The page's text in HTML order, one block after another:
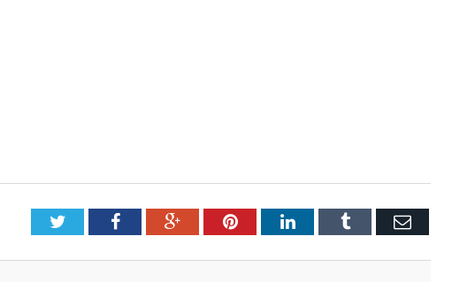
TwitterFacebookGoogle+PinterestLinkedInTumblr Email